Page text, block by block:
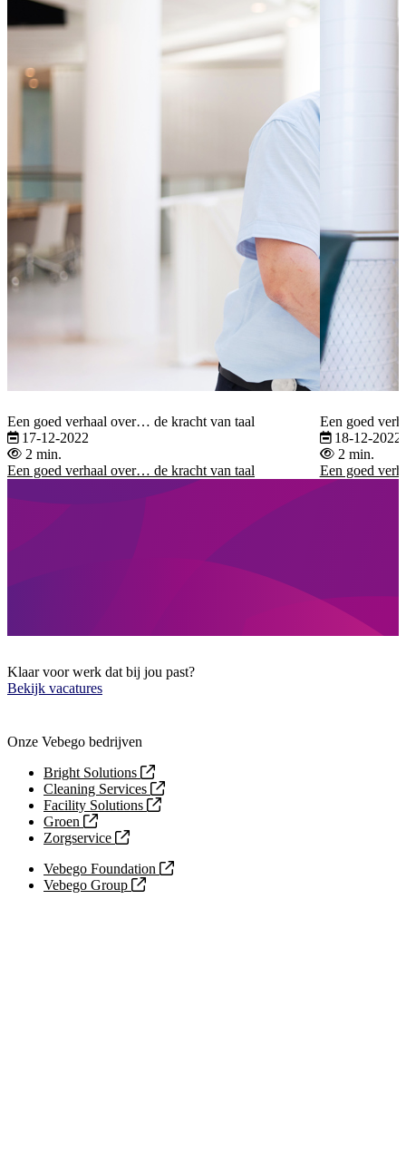
Een goed verhaal over… de kracht van taal
17-12-2022
2 min.
Een goed verhaal over… de kracht van taal
Een goed
18-12-2022
2 min.
Een goed
Klaar voor werk dat bij jou past?
Bekijk vacatures
Onze Vebego bedrijven
Bright Solutions
Cleaning Services
Facility Solutions
Groen
Zorgservice
Vebego Foundation
Vebego Group